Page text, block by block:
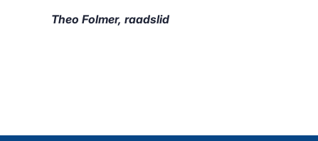
Theo Folmer, raadslid